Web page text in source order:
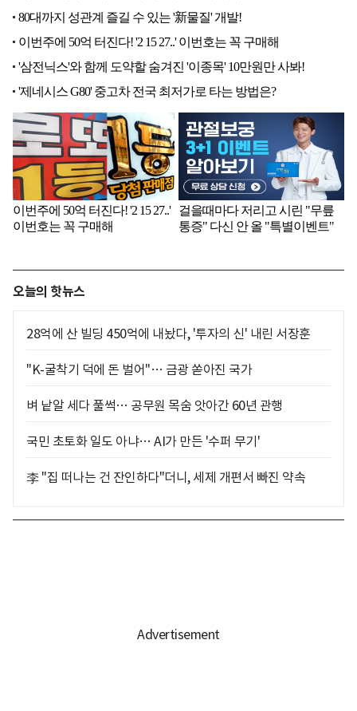
오늘의 핫뉴스
28억에 산 빌딩 450억에 내놨다, '투자의 신' 내린 서장훈
"K-굴착기 덕에 돈 벌어"… 금광 쏟아진 국가
벼 낱알 세다 풀썩… 공무원 목숨 앗아간 60년 관행
국민 초토화 일도 아냐… AI가 만든 '수퍼 무기'
李 "집 떠나는 건 잔인하다"더니, 세제 개편서 빠진 약속